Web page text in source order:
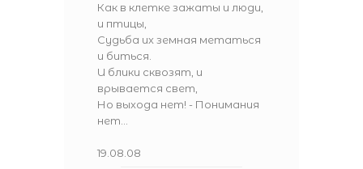
Как в клетке зажаты и люди,
и птицы,
Судьба их земная метаться
и биться.
И блики сквозят, и
врывается свет,
Но выхода нет! - Понимания
нет...
19.08.08